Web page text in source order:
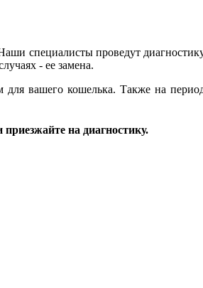
специалисты проведут
- ее замена.
вашего кошелька. Также на
на диагностику.